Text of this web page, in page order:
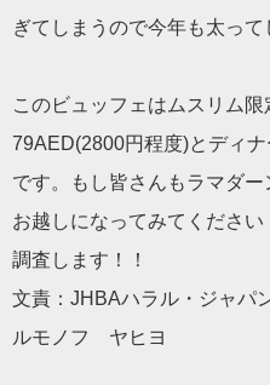
ぎてしまうので今年も太って
このビュッフェはムスリム
79AED(2800円程度)とディ
です。もし皆さんもラマダ
お越しになってみてくださ
調査します！！
文責：JHBAハラル・ジャ
ルモノフ ヤヒヨ